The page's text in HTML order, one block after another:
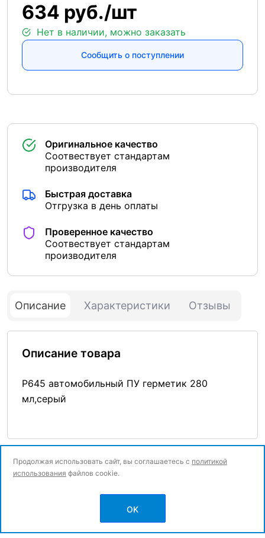
634 руб./шт
Нет в наличии, можно заказать
Сообщить о поступлении
Оригинальное качество
Соотвествует стандартам
производителя
Быстрая доставка
Отгрузка в день оплаты
Проверенное качество
Соотвествует стандартам
производителя
Описание Характеристики Отзывы
Описание товара
P645 автомобильный ПУ герметик 280
мл,серый
Политика конфиденциальности
Продолжая использовать сайт, вы соглашаетесь с политикой
использования файлов cookie.
OK